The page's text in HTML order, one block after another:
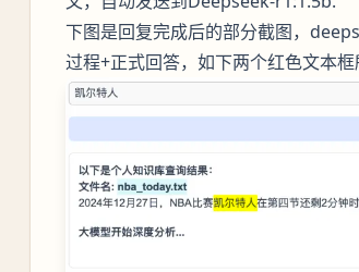
下图是回复完成后的部分截图，
过程+正式回答，如下两个红色文本框